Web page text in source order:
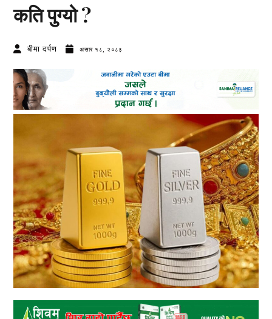
कति पुग्यो ?
बीमा दर्पण असार १८, २०८३